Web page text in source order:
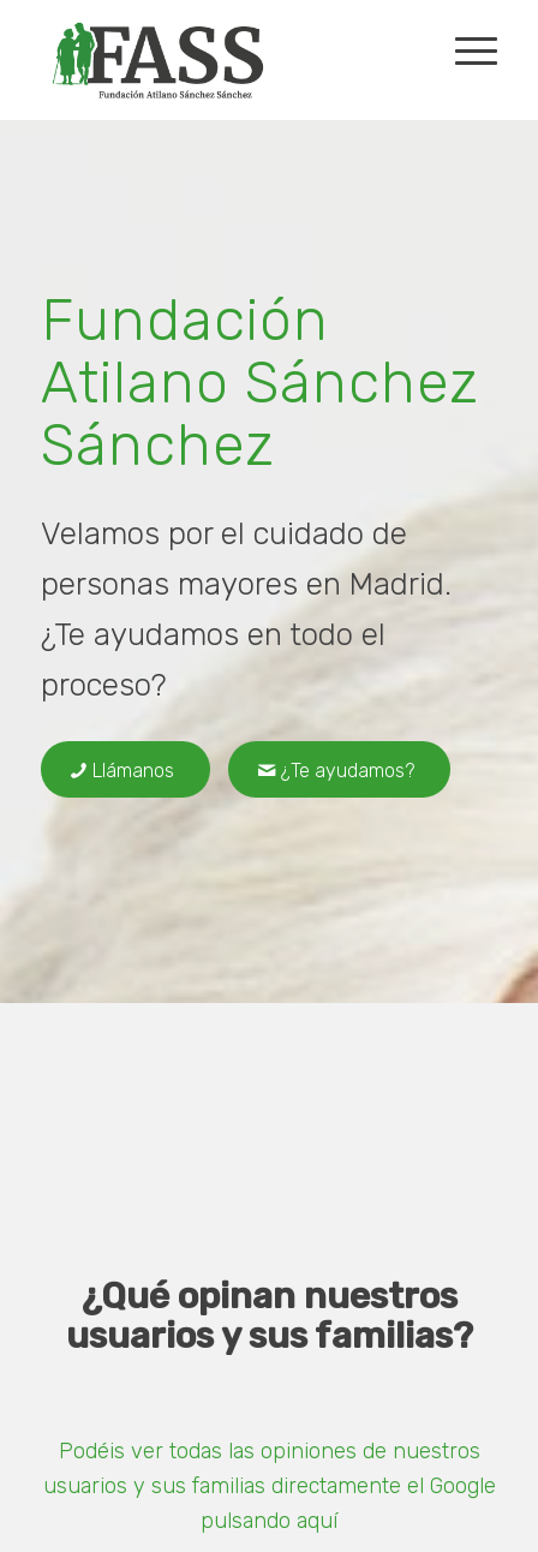
Fundación
Atilano Sánchez
Sánchez
Velamos por el cuidado de
personas mayores en Madrid.
¿Te ayudamos en todo el
proceso?
Llámanos ¿Te ayudamos?
¿Qué opinan nuestros
usuarios y sus familias?
Podéis ver todas las opiniones de nuestros
usuarios y sus familias directamente el Google
pulsando aquí